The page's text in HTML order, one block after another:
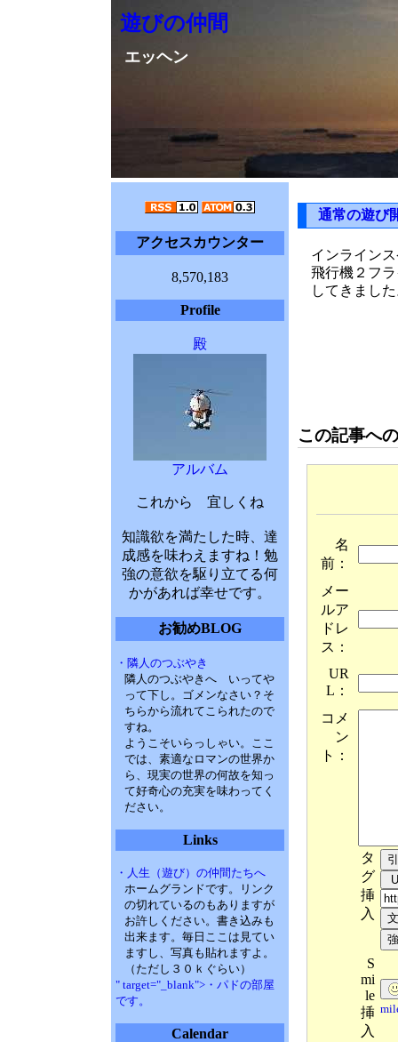
遊びの仲間
エッヘン
アクセスカウンター
8,570,183
Profile
殿
アルバム
これから 宜しくね
知識欲を満たした時、達
成感を味わえますね！勉
強の意欲を駆り立てる何
かがあれば幸せです。
お勧めBLOG
・隣人のつぶやき
隣人のつぶやきへ いってや
って下し。ゴメンなさい？そ
ちらから流れてこられたので
すね。
ようこそいらっしゃい。ここ
では、素適なロマンの世界か
ら、現実の世界の何故を知っ
て好奇心の充実を味わってく
ださい。
Links
・人生（遊び）の仲間たちへ
ホームグランドです。リンク
の切れているのもありますが
お許しください。書き込みも
出来ます。毎日ここは見てい
ますし、写真も貼れますよ。
（ただし３０ｋぐらい）
" target="_blank">・パドの部屋
です。
Calendar
通常の遊び
インライン
飛行機２フ
してきまし
この記事へ
名
前：
メー
ルア
ドレ
ス：
UR
L：
コメ
ン
ト：
タ
グ
挿
入
S
mi
le
挿
入